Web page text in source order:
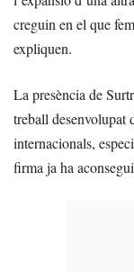
creguin en el que
expliquen.
La presència de
treball desenvolupat
internacionals,
firma ja ha